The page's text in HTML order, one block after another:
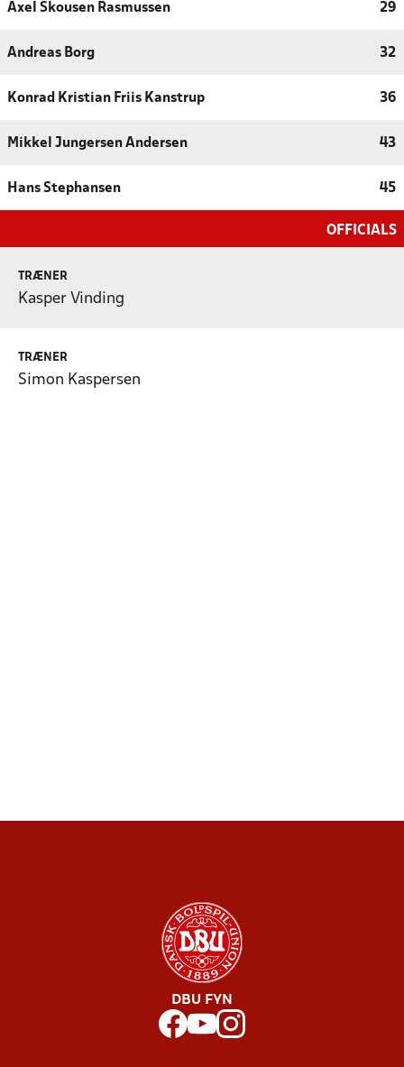
Axel Skousen Rasmussen 29
Andreas Borg 32
Konrad Kristian Friis Kanstrup 36
Mikkel Jungersen Andersen 43
Hans Stephansen 45
OFFICIALS
TRÆNER
Kasper Vinding
TRÆNER
Simon Kaspersen
DBU FYN